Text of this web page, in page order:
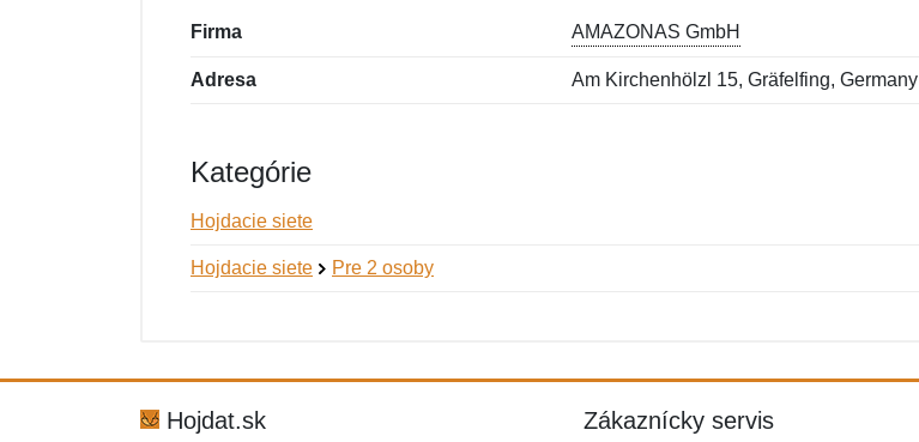
Firma AMAZONAS GmbH
Adresa Am Kirchenhölzl 15, Gräfelfing, Germany
Kategórie
Hojdacie siete
Hojdacie siete Pre 2 osoby
Hojdat.sk Zákaznícky servis